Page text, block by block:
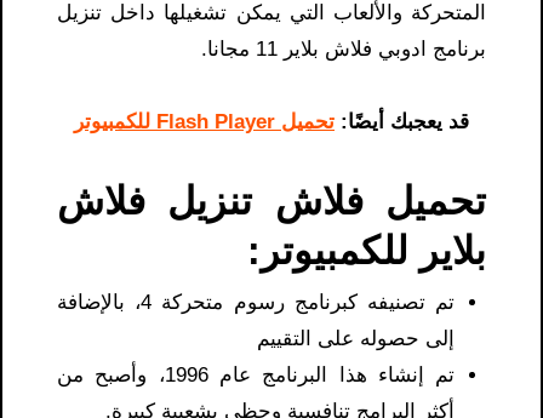
المتحركة والألعاب التي يمكن تشغيلها داخل تنزيل
برنامج ادوبي فلاش بلاير 11 مجانا.
قد يعجبك أيضًا: تحميل Flash Player للكمبيوتر
تحميل فلاش تنزيل فلاش
بلاير للكمبيوتر:
تم تصنيفه كبرنامج رسوم متحركة 4، بالإضافة
إلى حصوله على التقييم
تم إنشاء هذا البرنامج عام 1996، وأصبح من
أكثر البرامج تنافسية وحظي بشعبية كبيرة.